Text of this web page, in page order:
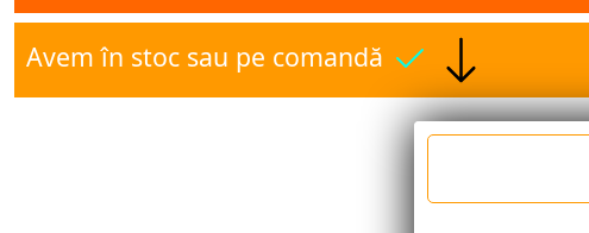
Avem în stoc sau pe comandă